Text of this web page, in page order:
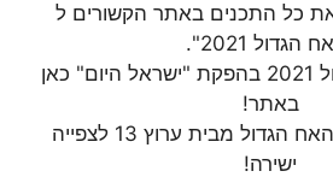
את כל התכנים באתר הקשורים ל
הגדול 2021".
פודקאסט האח הגדול 2021 בהפקת "ישראל היום" כאן
באתר!
פרקים מלאים של האח הגדול מבית ערוץ 13 לצפייה
ישירה!